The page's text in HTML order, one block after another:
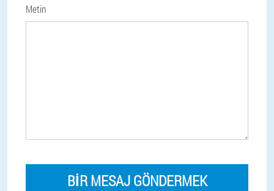
Metin
BIR MESAJ GÖNDERMEK